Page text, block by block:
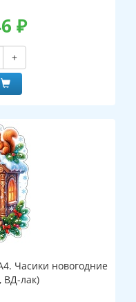
₽
+
Часики новогодние
ВД-лак)